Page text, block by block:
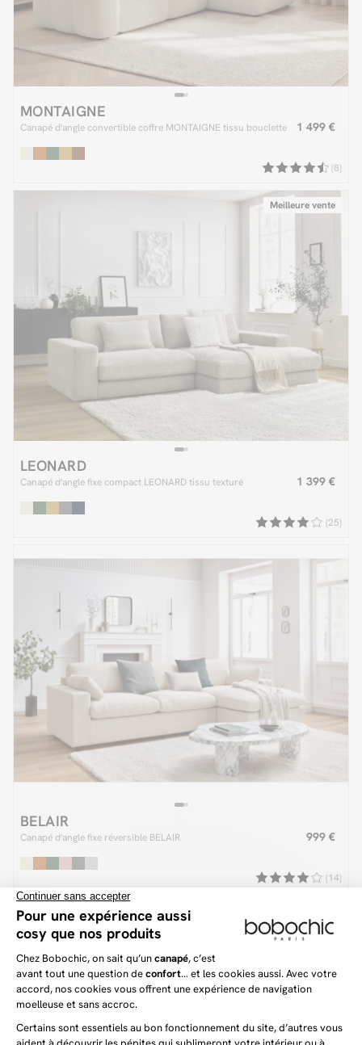
MONTAIGNE
Canapé d'angle convertible coffre MONTAIGNE tissu bouclette 1 499 €
(8)
Meilleure vente
LEONARD
Canapé d'angle fixe compact LEONARD tissu texturé 1 399 €
(25)
BELAIR
Canapé d'angle fixe réversible BELAIR 999 €
(14)
Dernière chance